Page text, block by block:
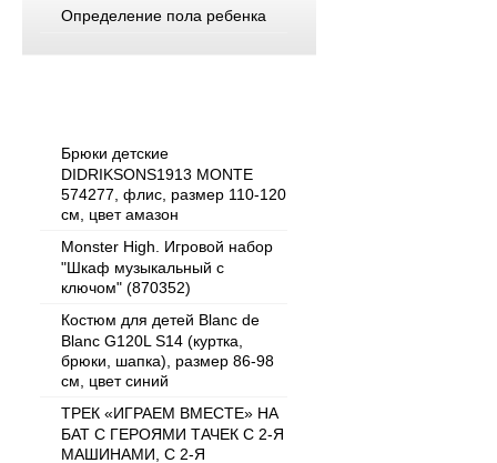
Определение пола ребенка
Брюки детские
DIDRIKSONS1913 MONTE
574277, флис, размер 110-120
см, цвет амазон
Monster High. Игровой набор
"Шкаф музыкальный с
ключом" (870352)
Костюм для детей Blanc de
Blanc G120L S14 (куртка,
брюки, шапка), размер 86-98
см, цвет синий
ТРЕК «ИГРАЕМ ВМЕСТЕ» НА
БАТ С ГЕРОЯМИ ТАЧЕК C 2-Я
МАШИНАМИ, С 2-Я